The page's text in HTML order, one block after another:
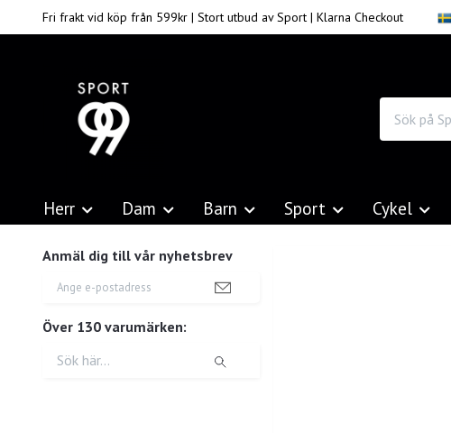
Fri frakt vid köp från 599kr | Stort utbud av Sport | Klarna Checkout
Herr Dam Barn Sport Cykel
Anmäl dig till vår nyhetsbrev
Över 130 varumärken: